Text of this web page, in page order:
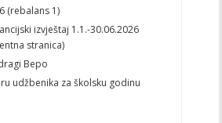
(rebalans 1)
izvještaj 1.1.-30.06.2026
stranica)
Bepo
udžbenika za školsku godinu